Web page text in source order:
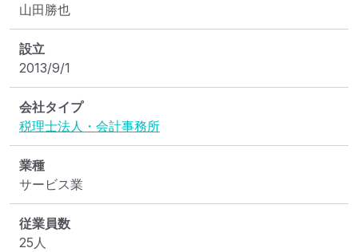
山田勝也
設立
2013/9/1
会社タイプ
税理士法人・会計事務所
業種
サービス業
従業員数
25人